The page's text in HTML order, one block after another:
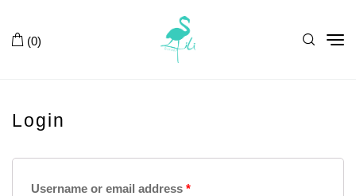
(0)
Login
Username or email address *